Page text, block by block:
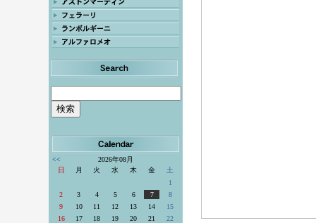
<<
2026年08月
日
月 火 水 木 金
土
1
2
3 4 5 6 7
8
9
10 11 12 13 14
15
16
17 18 19 20 21
22